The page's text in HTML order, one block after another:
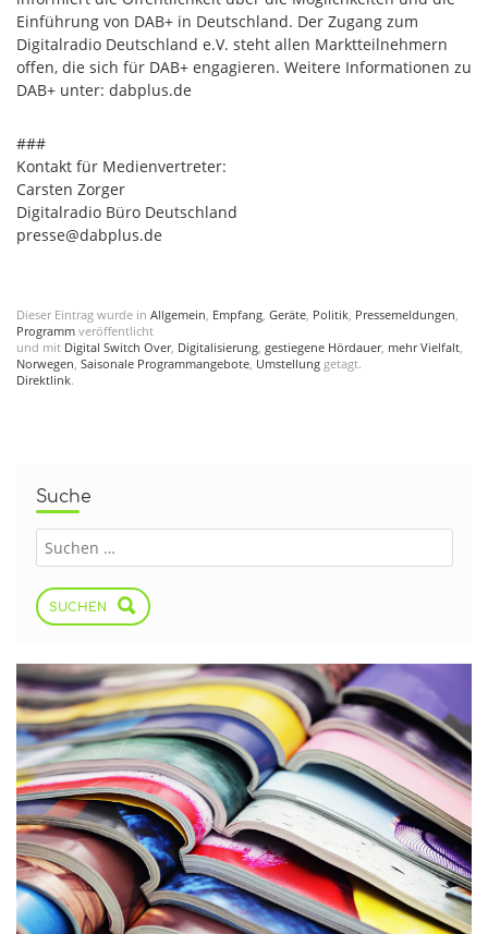
Einführung von DAB+ in Deutschland. Der Zugang zum
Digitalradio Deutschland e.V. steht allen Marktteilnehmern
offen, die sich für DAB+ engagieren. Weitere Informationen zu
DAB+ unter: dabplus.de
###
Kontakt für Medienvertreter:
Carsten Zorger
Digitalradio Büro Deutschland
presse@dabplus.de
Dieser Eintrag wurde in Allgemein, Empfang, Geräte, Politik, Pressemeldungen,
Programm veröffentlicht
und mit Digital Switch Over, Digitalisierung, gestiegene Hördauer, mehr Vielfalt,
Norwegen, Saisonale Programmangebote, Umstellung getagt.
Direktlink.
Suche
SUCHEN